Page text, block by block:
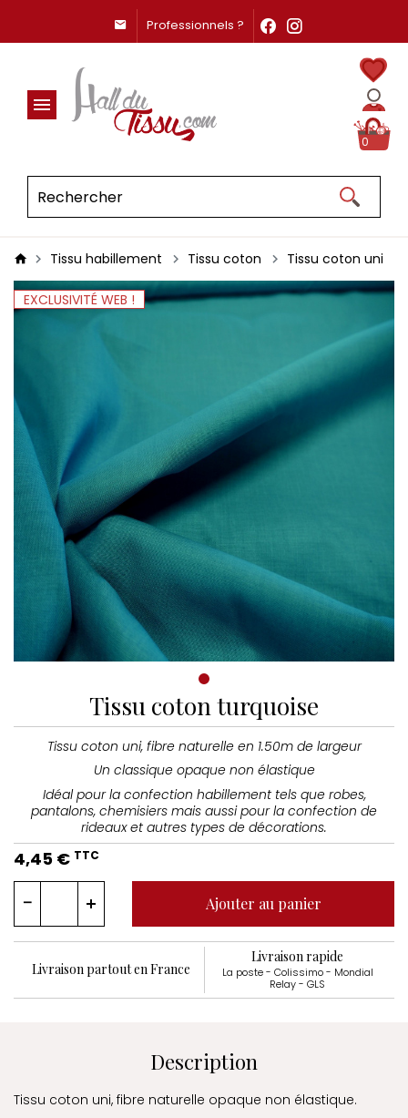
Professionnels ?
0
Tissu habillement Tissu coton Tissu coton uni
EXCLUSIVITÉ WEB !
Tissu coton turquoise
Tissu coton uni, fibre naturelle en 1.50m de largeur
Un classique opaque non élastique
Idéal pour la confection habillement tels que robes,
pantalons, chemisiers mais aussi pour la confection de
rideaux et autres types de décorations.
4,45 € TTC
Ajouter au panier
Livraison partout en France
Livraison rapide
La poste - Colissimo - Mondial
Relay - GLS
Description
Tissu coton uni, fibre naturelle opaque non élastique.